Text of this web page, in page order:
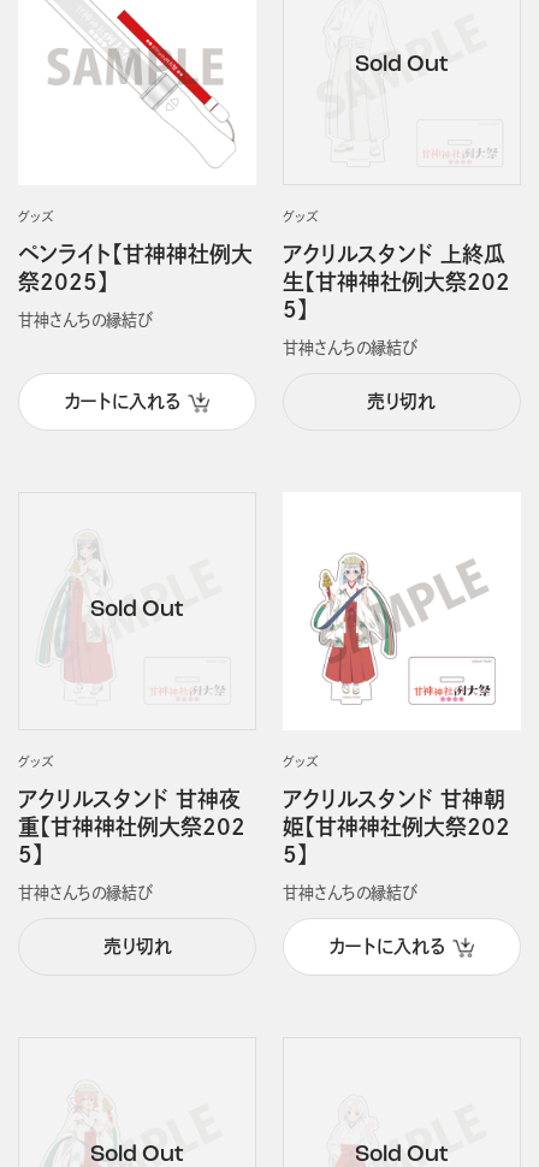
グッズ
ペンライト【甘神神社例大
祭2025】
甘神さんちの縁結び
カートに入れる
グッズ
アクリルスタンド 上終瓜
生【甘神神社例大祭202
5】
甘神さんちの縁結び
売り切れ
グッズ
アクリルスタンド 甘神夜
重【甘神神社例大祭202
5】
甘神さんちの縁結び
売り切れ
グッズ
アクリルスタンド 甘神朝
姫【甘神神社例大祭202
5】
甘神さんちの縁結び
カートに入れる